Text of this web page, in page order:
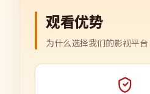
观看优势
为什么选择我们的影视平台